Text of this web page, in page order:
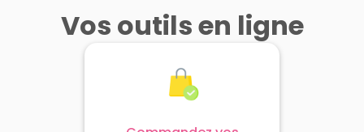
Vos outils en ligne